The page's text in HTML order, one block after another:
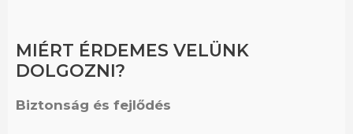
MIÉRT ÉRDEMES VELÜNK
DOLGOZNI?
Biztonság és fejlődés